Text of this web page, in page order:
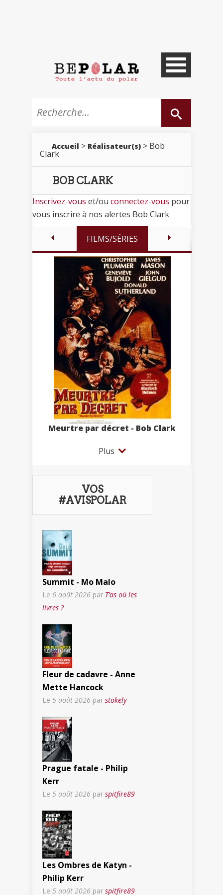
Accueil > Réalisateur(s) > Bob
Clark
BOB CLARK
Inscrivez-vous et/ou connectez-vous pour
vous inscrire à nos alertes Bob Clark
FILMS/SÉRIES
Meurtre par décret - Bob Clark
Plus
VOS
#AVISPOLAR
Summit - Mo Malo
Le 6 août 2026 par T’as où les
livres ?
Fleur de cadavre - Anne
Mette Hancock
Le 5 août 2026 par stokely
Prague fatale - Philip
Kerr
Le 5 août 2026 par spitfire89
Les Ombres de Katyn -
Philip Kerr
Le 5 août 2026 par spitfire89